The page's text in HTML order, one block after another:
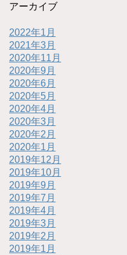
アーカイブ
2022年1月
2021年3月
2020年11月
2020年9月
2020年6月
2020年5月
2020年4月
2020年3月
2020年2月
2020年1月
2019年12月
2019年10月
2019年9月
2019年7月
2019年4月
2019年3月
2019年2月
2019年1月